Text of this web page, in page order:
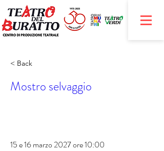
< Back
Mostro selvaggio
15 e 16 marzo 2027 ore 10:00